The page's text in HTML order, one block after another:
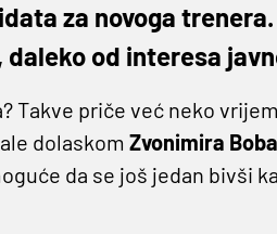
za novoga
od interesa
Takve priče već neko
dolaskom Zvonimira
da se još jedan bivši